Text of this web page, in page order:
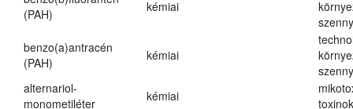
(PAH)
kémiai
benzo(a)antracén
(PAH)
kémiai
alternariol-
monometiléter
kémiai
toxinok